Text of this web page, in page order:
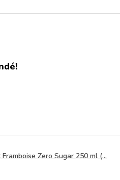
Zero Sugar 250 ml (...